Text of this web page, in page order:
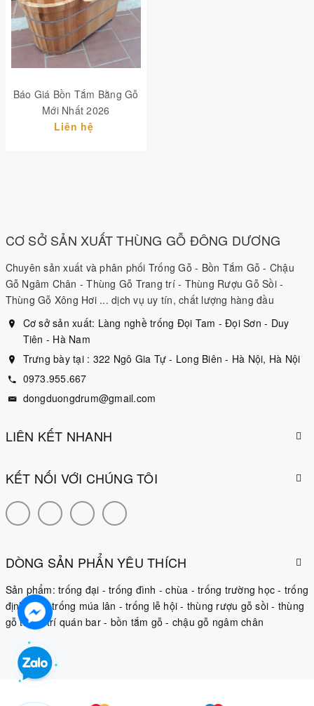
Báo Giá Bồn Tắm Bằng Gỗ
Mới Nhất 2026
Liên hệ
CƠ SỞ SẢN XUẤT THÙNG GỖ ĐÔNG DƯƠNG
Chuyên sản xuất và phân phối Trống Gỗ - Bồn Tắm Gỗ - Chậu
Gỗ Ngâm Chân - Thùng Gỗ Trang trí - Thùng Rượu Gỗ Sồi -
Thùng Gỗ Xông Hơi ... dịch vụ uy tín, chất lượng hàng đầu
Cơ sở sản xuất: Làng nghề trống Đọi Tam - Đọi Sơn - Duy
Tiên - Hà Nam
Trưng bày tại : 322 Ngô Gia Tự - Long Biên - Hà Nội, Hà Nội
0973.955.667
dongduongdrum@gmail.com
LIÊN KẾT NHANH
KẾT NỐI VỚI CHÚNG TÔI
DÒNG SẢN PHẨN YÊU THÍCH
Sản phẩm: trống đại - trống đình - chùa - trống trường học - trống
định âm- trống múa lân - trống lễ hội - thùng rượu gỗ sồi - thùng
gỗ trang trí quán bar- bồn tắm gỗ - chậu gỗ ngâm chân